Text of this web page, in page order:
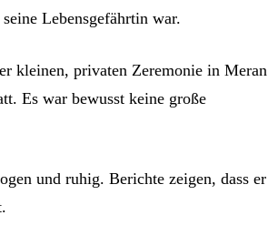
Lebensgefährtin war.
kleinen, privaten Zeremonie in Meran
Es war bewusst keine große
und ruhig. Berichte zeigen, dass er